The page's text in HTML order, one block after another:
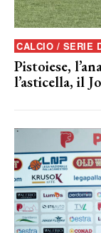
CALCIO / SERIE
Pistoiese,
l’asticella, il